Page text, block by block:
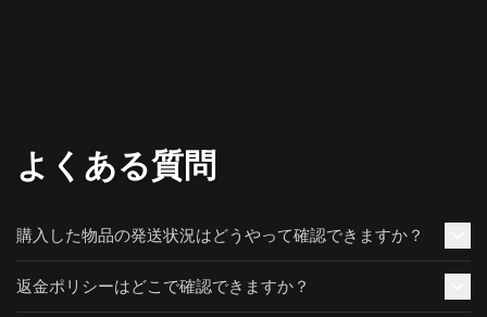
よくある質問
購入した物品の発送状況はどうやって確認できますか？
返金ポリシーはどこで確認できますか？